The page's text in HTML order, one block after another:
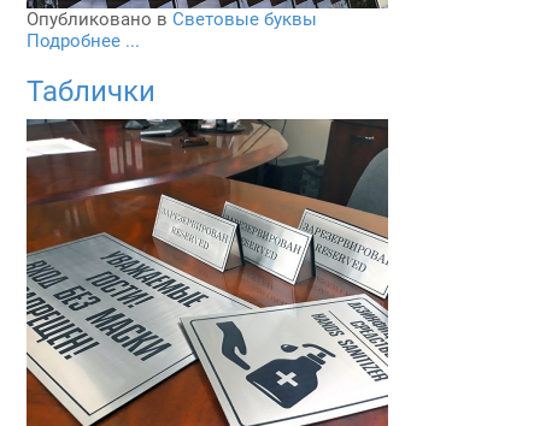
Опубликовано в Световые буквы
Подробнее ...
Таблички